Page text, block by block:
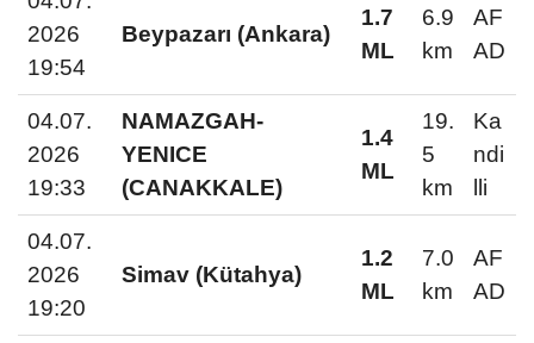
2026
19:54
Beypazarı (Ankara)
1.7
ML
6.9
km
AF
AD
04.07.
2026
19:33
NAMAZGAH-
YENICE
(CANAKKALE)
1.4
ML
19.
5
km
Ka
ndi
lli
04.07.
2026
19:20
Simav (Kütahya)
1.2
ML
7.0
km
AF
AD